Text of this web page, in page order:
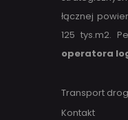
łącznej
125 tys.m2.
operatora
Transport
Kontakt